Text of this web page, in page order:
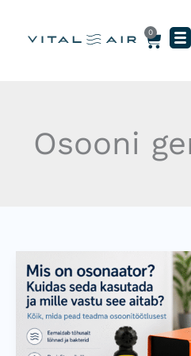
0
Cart
Osooni
on
osonaator,
kuidas
seda